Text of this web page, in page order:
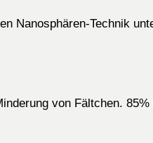
Nanosphären-Technik
von Fältchen.